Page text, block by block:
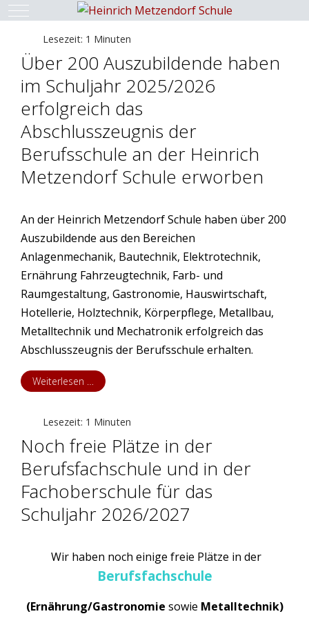
Mobile Menu Toggle
Lesezeit: 1 Minuten
Über 200 Auszubildende haben
im Schuljahr 2025/2026
erfolgreich das
Abschlusszeugnis der
Berufsschule an der Heinrich
Metzendorf Schule erworben
An der Heinrich Metzendorf Schule haben über 200
Auszubildende aus den Bereichen
Anlagenmechanik, Bautechnik, Elektrotechnik,
Ernährung Fahrzeugtechnik, Farb- und
Raumgestaltung, Gastronomie, Hauswirtschaft,
Hotellerie, Holztechnik, Körperpflege, Metallbau,
Metalltechnik und Mechatronik erfolgreich das
Abschlusszeugnis der Berufsschule erhalten.
Weiterlesen …
Lesezeit: 1 Minuten
Noch freie Plätze in der
Berufsfachschule und in der
Fachoberschule für das
Schuljahr 2026/2027
Wir haben noch einige freie Plätze in der
Berufsfachschule
(Ernährung/Gastronomie sowie Metalltechnik)